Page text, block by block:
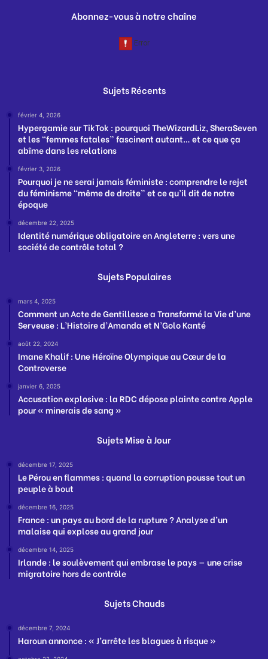
Abonnez-vous à notre chaîne
Sujets Récents
février 4, 2026
Hypergamie sur TikTok : pourquoi TheWizardLiz, SheraSeven
et les “femmes fatales” fascinent autant… et ce que ça
abîme dans les relations
février 3, 2026
Pourquoi je ne serai jamais féministe : comprendre le rejet
du féminisme “même de droite” et ce qu’il dit de notre
époque
décembre 22, 2025
Identité numérique obligatoire en Angleterre : vers une
société de contrôle total ?
Sujets Populaires
mars 4, 2025
Comment un Acte de Gentillesse a Transformé la Vie d’une
Serveuse : L’Histoire d’Amanda et N’Golo Kanté
août 22, 2024
Imane Khalif : Une Héroïne Olympique au Cœur de la
Controverse
janvier 6, 2025
Accusation explosive : la RDC dépose plainte contre Apple
pour « minerais de sang »
Sujets Mise à Jour
décembre 17, 2025
Le Pérou en flammes : quand la corruption pousse tout un
peuple à bout
décembre 16, 2025
France : un pays au bord de la rupture ? Analyse d’un
malaise qui explose au grand jour
décembre 14, 2025
Irlande : le soulèvement qui embrase le pays — une crise
migratoire hors de contrôle
Sujets Chauds
décembre 7, 2024
Haroun annonce : « J’arrête les blagues à risque »